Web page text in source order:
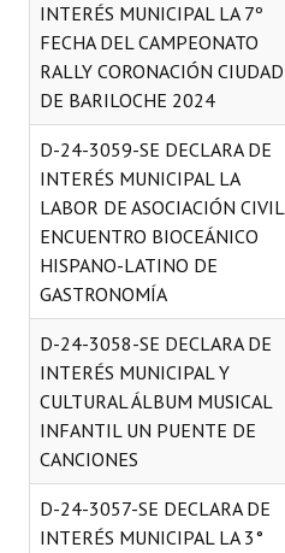
INTERÉS MUNICIPAL LA 7º
FECHA DEL CAMPEONATO
RALLY CORONACIÓN CIUDAD
DE BARILOCHE 2024
D-24-3059-SE DECLARA DE
INTERÉS MUNICIPAL LA
LABOR DE ASOCIACIÓN CIVIL
ENCUENTRO BIOCEÁNICO
HISPANO-LATINO DE
GASTRONOMÍA
D-24-3058-SE DECLARA DE
INTERÉS MUNICIPAL Y
CULTURAL ÁLBUM MUSICAL
INFANTIL UN PUENTE DE
CANCIONES
D-24-3057-SE DECLARA DE
INTERÉS MUNICIPAL LA 3°